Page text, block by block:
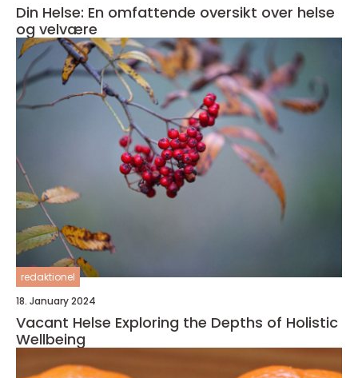
Din Helse: En omfattende oversikt over helse
og velvære
redaktionel
18. January 2024
Vacant Helse Exploring the Depths of Holistic
Wellbeing